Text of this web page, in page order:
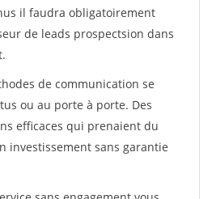
il faudra obligatoirement
de leads prospectsion dans
de communication se
ou au porte à porte. Des
efficaces qui prenaient du
investissement sans garantie